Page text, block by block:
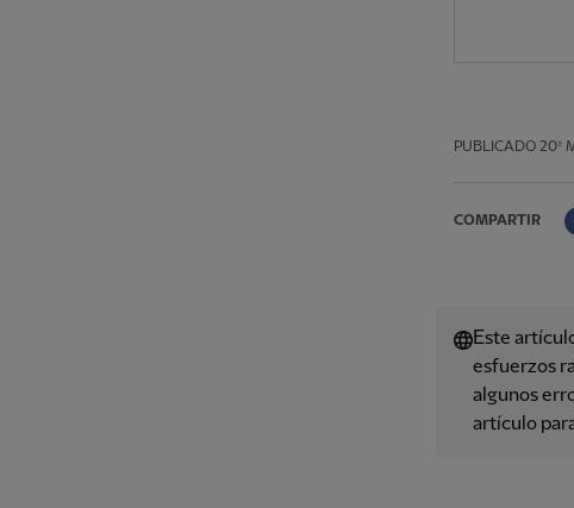
PUBLICADO 20º
COMPARTIR
Este
esfuerzos
algunos
artículo